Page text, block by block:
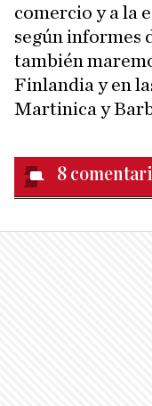
comercio y a la
según informes
también
Finlandia y en
Martinica y
8